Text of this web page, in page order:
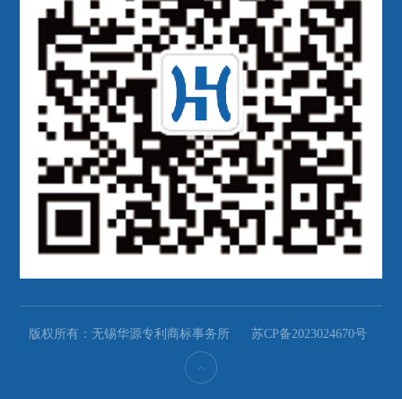
版权所有：无锡华源专利商标事务所 苏CP备2023024670号
